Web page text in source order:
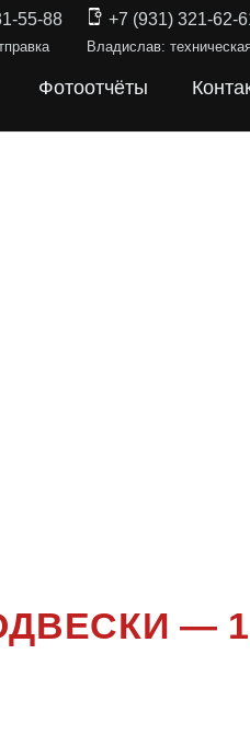
55-88 +7 (931) 321-62-
Владислав:
Фотоотчёты
—